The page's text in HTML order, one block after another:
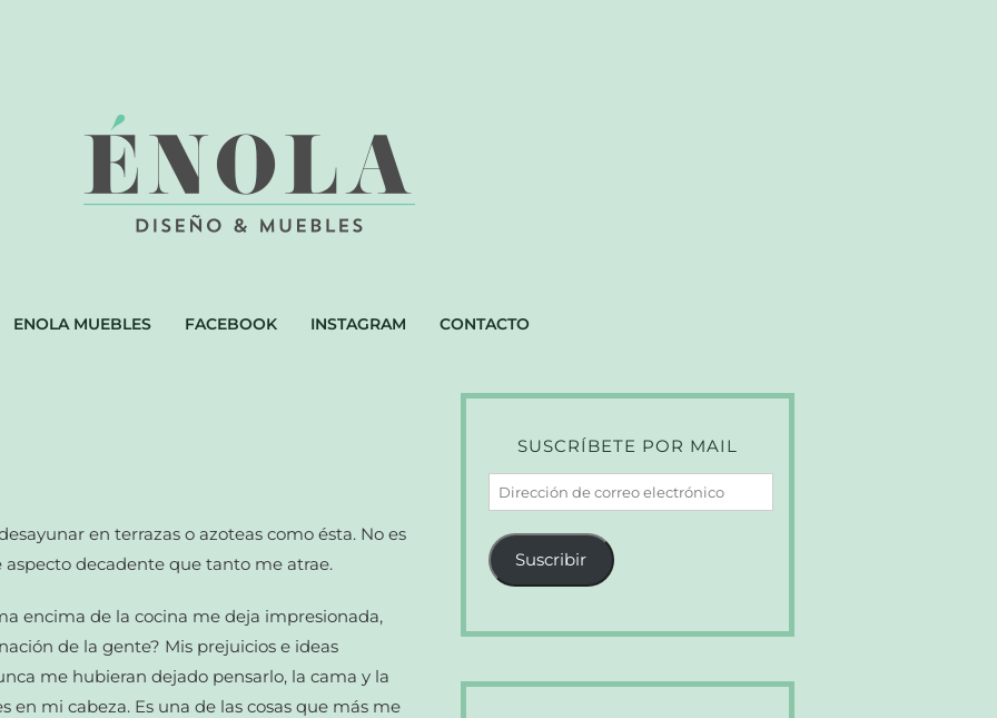
ENOLA MUEBLES FACEBOOK INSTAGRAM CONTACTO
en terrazas o azoteas como ésta. No es
decadente que tanto me atrae.
encima de la cocina me deja impresionada,
de la gente? Mis prejuicios e ideas
me hubieran dejado pensarlo, la cama y la
mi cabeza. Es una de las cosas que más me
SUSCRÍBETE POR MAIL
Dirección
de
correo
electrónico
Suscribir